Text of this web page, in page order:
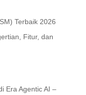
Terbaik 2026
Fitur, dan
Era Agentic AI –